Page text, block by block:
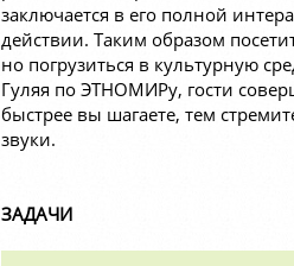
заключается в его полной
действии. Таким образом
но погрузиться в культурную
Гуляя по ЭТНОМИРу, гости
быстрее вы шагаете, тем
звуки.
ЗАДАЧИ